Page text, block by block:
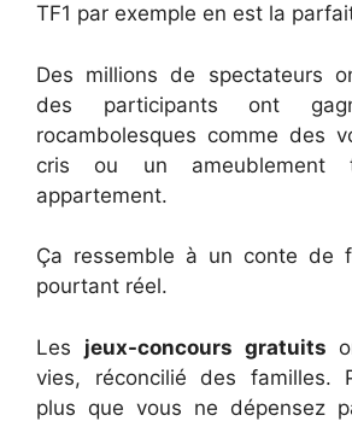
TF1 par exemple en est la
Des millions de spectateurs
des participants ont
rocambolesques comme des
cris ou un
appartement.
Ça ressemble à un conte de
pourtant réel.
Les jeux-concours gratuits
vies, réconcilié des familles.
plus que vous ne dépensez